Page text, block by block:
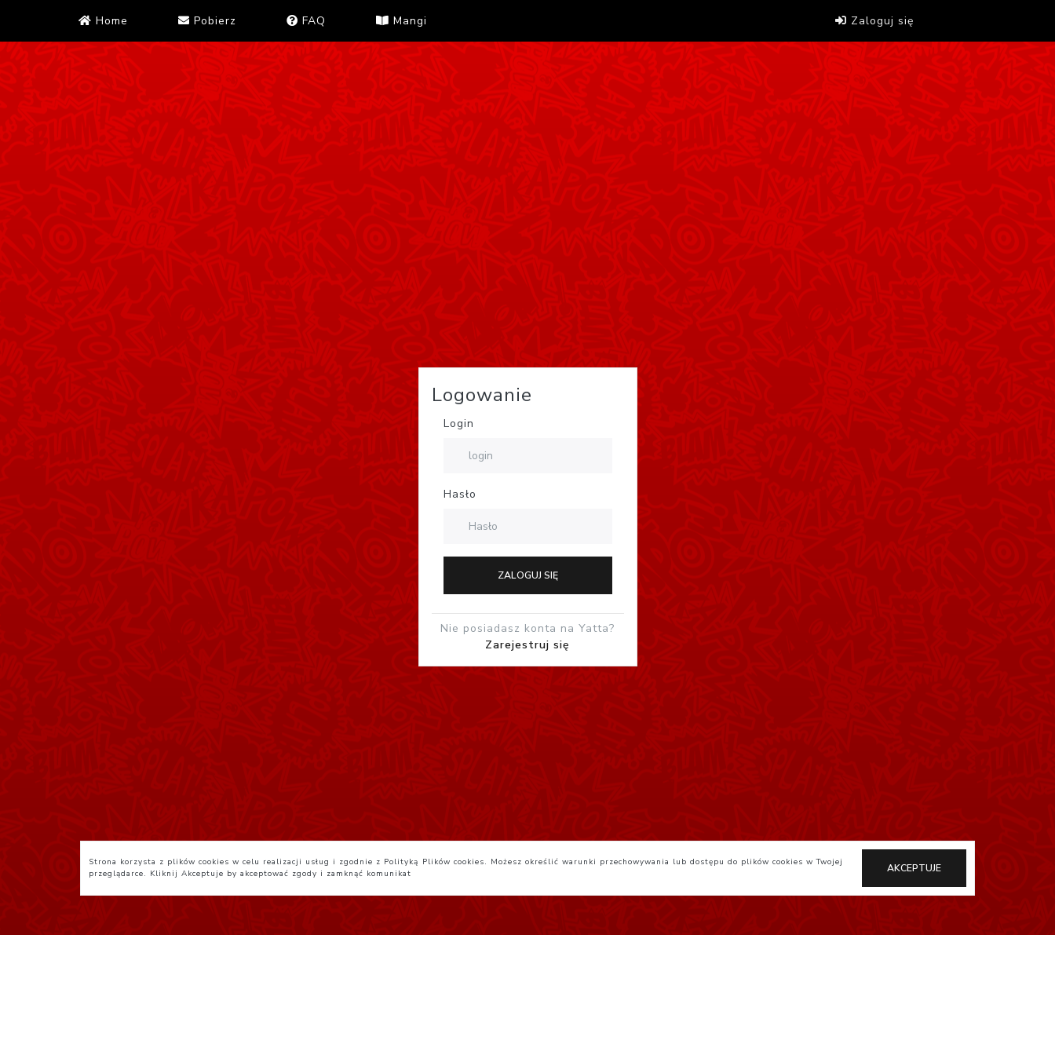
Home Pobierz FAQ Mangi Zaloguj się
Logowanie
Login
Hasło
ZALOGUJ SIĘ
Nie posiadasz konta na Yatta?
Zarejestruj się
Strona korzysta z plików cookies w celu realizacji usług i zgodnie z Polityką Plików cookies. Możesz określić warunki przechowywania lub dostępu do plików cookies w Twojej
przeglądarce. Kliknij Akceptuje by akceptować zgody i zamknąć komunikat AKCEPTUJE